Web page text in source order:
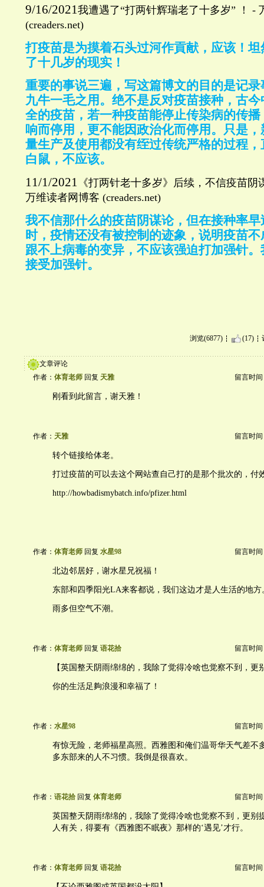
9/16/2021我遭遇了“打两针辉瑞老了十多岁” ！ -
(creaders.net)
打疫苗是为摸着石头过河作貢献，应该！
了十几岁的现实！
重要的事说三遍，写这篇博文的目的是记
九牛一毛之用。绝不是反对疫苗接种，古
全的疫苗，若一种疫苗能停止传染病的传
响而停用，更不能因政治化而停用。只是
量生产及使用都没有绖过传统严格的过程
白鼠，不应该。
11/1/2021 《打两针老十多岁》后续，不信疫苗
万维读者网博客 (creaders.net)
我不信那什么的疫苗阴谋论，但在接种率
时，疫情还没有被控制的迹象，说明疫苗
跟不上病毒的变异，不应该强迫打加强针
接受加强针。
浏览(6877) (17)
文章评论
作者： 体育老师 回复 天雅 留言时间
刚看到此留言，谢天雅！
作者： 天雅 留言时间
转个链接给体老。
打过疫苗的可以去这个网站查自己打的是那个批次的，付
http://howbadismybatch.info/pfizer.html
作者： 体育老师 回复 水星98 留言时间
北边邻居好，谢水星兄祝福！
东部和四季阳光LA来客都说，我们这边才是人生活的地方
雨多但空气不潮。
作者： 体育老师 回复 语花拾 留言时间
【英国整天阴雨绵绵的，我除了觉得冷啥也觉察不到，更
你的生活足夠浪漫和幸福了！
作者： 水星98 留言时间
有惊无险，老师福星高照。西雅图和俺们温哥华天气差不
多东部来的人不习惯。我倒是很喜欢。
作者： 语花拾 回复 体育老师 留言时间
英国整天阴雨绵绵的，我除了觉得冷啥也觉察不到，更别
人有关，得要有《西雅图不眠夜》那样的‘遇见’才行。
作者： 体育老师 回复 语花拾 留言时间